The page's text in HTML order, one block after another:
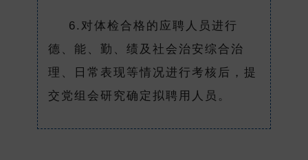
6.对体检合格的应聘人员进行
德、能、勤、绩及社会治安综合治
理、日常表现等情况进行考核后，提
交党组会研究确定拟聘用人员。